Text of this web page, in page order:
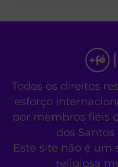
Todos os direitos
esforço
por membros fiéis
dos
Este site não é um
religiosa